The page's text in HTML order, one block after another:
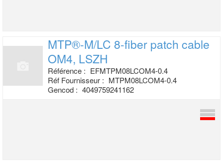
MTP®-M/LC 8-fiber patch cable
OM4, LSZH
Référence : EFMTPM08LCOM4-0.4
Réf Fournisseur : MTPM08LCOM4-0.4
Gencod : 4049759241162